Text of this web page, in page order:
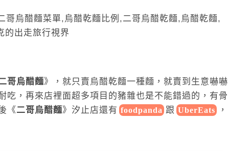
哥烏醋麵》，就只賣烏醋乾麵一種麵，就賣到生意嚇嚇
吃，再來店裡面超多項目的豬雜也是不能錯過的，有骨
《二哥烏醋麵》汐止店還有 foodpanda 跟 UberEats
，